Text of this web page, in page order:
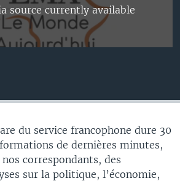
source currently available
du service francophone dure 30
de dernières minutes,
correspondants, des
sur la politique, l’économie,